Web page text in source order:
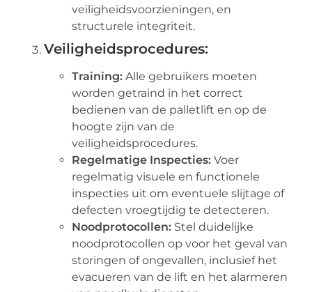
veiligheidsvoorzieningen, en
structurele integriteit.
Veiligheidsprocedures:
Training: Alle gebruikers moeten
worden getraind in het correct
bedienen van de palletlift en op de
hoogte zijn van de
veiligheidsprocedures.
Regelmatige Inspecties: Voer
regelmatig visuele en functionele
inspecties uit om eventuele slijtage of
defecten vroegtijdig te detecteren.
Noodprotocollen: Stel duidelijke
noodprotocollen op voor het geval van
storingen of ongevallen, inclusief het
evacueren van de lift en het alarmeren